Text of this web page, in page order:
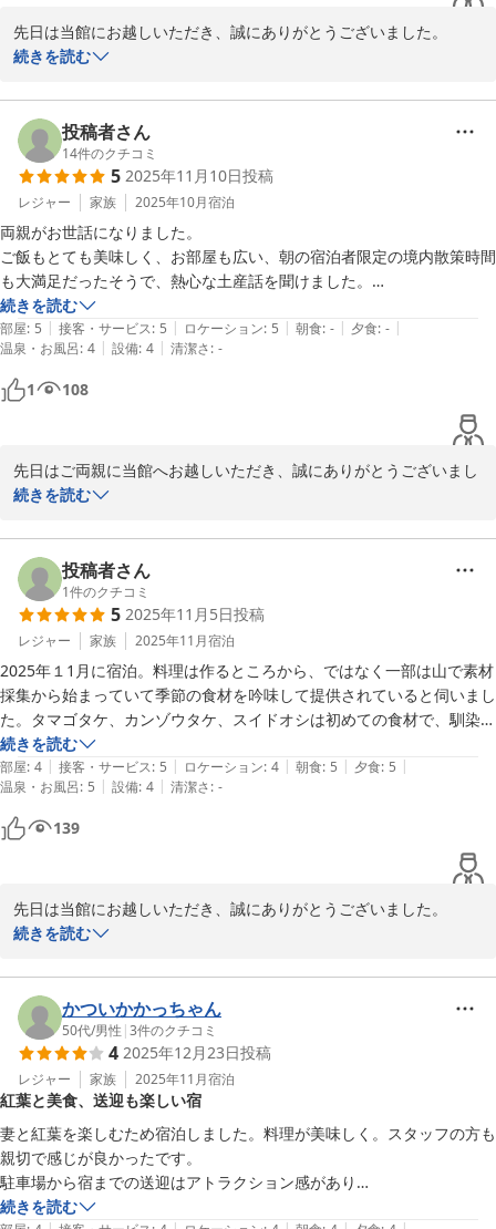
近くに有れば、毎年お伺いしたいのですが・・・・　でも、又いつの日
先日は当館にお越しいただき、誠にありがとうございました。
お客様は大変良い時にお越しになられました。今年の紅葉は例年に
いです。
掃除は女将を中心にスタッフが一生懸命取り組んでおります。料理
は私が調味料・食材から吟味しながら精一杯取り組んでおります。
お褒めのお言葉をありがとうございます。
是非また季節を変えてお越しください。冬の静寂さ、春の花々、夏
の深緑、それぞれ捨てがたいものです。お料理も四季によって変わ
ります。
紅葉館＜島根県＞
2025-12-09
続きを読む
投稿者さん
14件のクチコミ
5 2025年11月10日投稿
レジャー 家族 2025年10月宿泊
両親がお世話になりました。
ご飯もとても美味しく、お部屋も広い、朝の宿泊者限定の境内散策時間
も大満足だったそうで、熱心な土産話を聞けました。
私もこちら方面へ旅行する際には、絶対にお伺いしたいと思っていま
す。
続きを読む
部屋: 5 | 接客・サービス: 5 | ロケーション: 5 | 朝食: - | 夕食: - |
温泉・お風呂: 4 | 設備: 4 | 清潔さ: -
1 108
先日はご両親に当館へお越しいただき、誠にありがとうございまし
た。
ぜひ機会を見つけてお越しください。安来市内には足立美術館が、
少し離れますが出雲地方には出雲大社もございます。
紅葉館＜島根県＞
続きを読む
投稿者さん
1件のクチコミ
5 2025年11月5日投稿
レジャー 家族 2025年11月宿泊
2025年１1月に宿泊。料理は作るところから、ではなく一部は山で素材
採集から始まっていて季節の食材を吟味して提供されていると伺いまし
た。タマゴタケ、カンゾウタケ、スイドオシは初めての食材で、馴染み
のある食材も燻製にしたり、渋柿も干し柿以外の調理法は初めてで、仲
居さんが丁寧に質問にも答えてくださいます。
食材の風味、食感を引き出すような調理をされてるのだと思いました。
個室のお食事処から眺める庭園、遠くに見える三重塔、山々の緑のグラ
デーションがとても美しく見ていて飽きません、とても贅沢なひと時を
この度はお世話になりました、近くにいたら定期的にお邪魔したいで
す。
続きを読む
部屋: 4 | 接客・サービス: 5 | ロケーション: 4 | 朝食: 5 | 夕食: 5 |
温泉・お風呂: 5 | 設備: 4 | 清潔さ: -
139
先日は当館にお越しいただき、誠にありがとうございました。
仰る通り、当館の料理はすべて野山の食材の採集から始まっており
材の良さを引き出せるように努めております。お褒めいただきあり
がとうございます。
渋柿は私の祖母が一度干柿にしたものをさらに手を加えてご用意し
ております。お口にあったようで幸いです。
お客様がお越しになられた際はまだ紅葉には少し早く、山は青々と
しておりましたが山の景色は四季によって姿を変えます。食材も四
季によって大きく変わります。
是非また季節を変えてお越しください。家族・従業員一同お待ちし
紅葉館＜島根県＞
続きを読む
かついかかっちゃん
50代/男性 |3件のクチコミ
4 2025年12月23日投稿
レジャー 家族 2025年11月宿泊
紅葉と美食、送迎も楽しい宿
妻と紅葉を楽しむため宿泊しました。料理が美味しく。スタッフの方も
親切で感じが良かったです。
駐車場から宿までの送迎はアトラクション感があり
楽しかったです。
続きを読む